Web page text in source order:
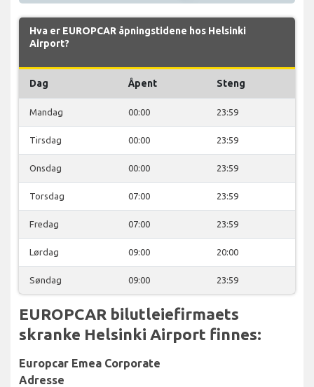
Hva er EUROPCAR åpningstidene hos Helsinki
Airport?
Dag Åpent Steng
Mandag 00:00 23:59
Tirsdag 00:00 23:59
Onsdag 00:00 23:59
Torsdag 07:00 23:59
Fredag 07:00 23:59
Lørdag 09:00 20:00
Søndag 09:00 23:59
EUROPCAR bilutleiefirmaets
skranke Helsinki Airport finnes:
Europcar Emea Corporate
Adresse